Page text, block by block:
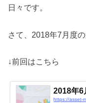
日々です。
さて、2018年7月度
↓前回はこちら
2018年6
https://asset-